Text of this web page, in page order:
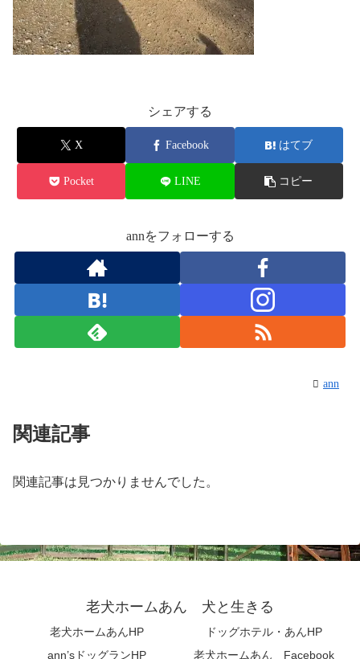
シェアする
X Facebook はてブ
Pocket LINE コピー
annをフォローする
ann
関連記事
関連記事は見つかりませんでした。
老犬ホームあん 犬と生きる
老犬ホームあんHP
ドッグホテル・あんHP
ann’sドッグランHP
老犬ホームあん Facebook